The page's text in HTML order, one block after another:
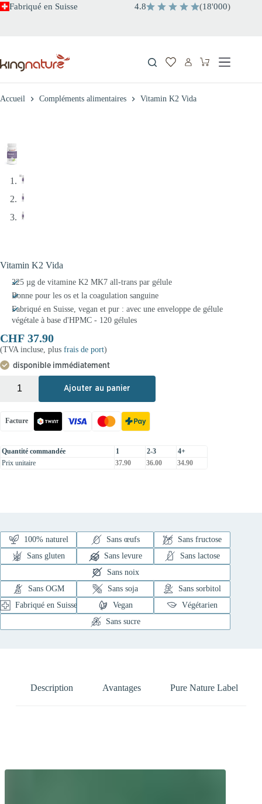
Passer
Fabriqué en Suisse 4.8 (18'000)
Panier
Accueil Compléments alimentaires Vitamin K2 Vida
Vitamin K2 Vida
225 µg de vitamine K2 MK7 all-trans par gélule
Bonne pour les os et la coagulation sanguine
Fabriqué en Suisse, vegan et pur : avec une enveloppe de gélule
végétale à base d'HPMC - 120 gélules
CHF 37.90
(TVA incluse, plus frais de port)
disponible immédiatement
Ajouter au panier
Facture
Quantité commandée 1 2-3
4+
Prix unitaire
37.90 36.00 34.90
100% naturel Sans œufs
Sans fructose
Sans gluten
Sans levure
Sans lactose
Sans noix
Sans OGM
Sans soja
Sans sorbitol
Fabriqué en Suisse
Vegan
Végétarien
Sans sucre
Description Avantages Pure Nature Label